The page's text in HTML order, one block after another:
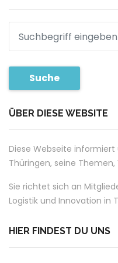
Suche
ÜBER DIESE WEBSITE
Diese Webseite informiert
Thüringen, seine
Sie richtet sich an
Logistik und Innovation in
HIER FINDEST DU UNS